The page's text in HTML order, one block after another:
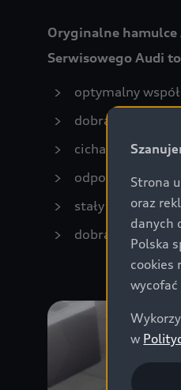
Oryginalne hamulce
Serwisowego Audi
optymalny
dobra
cicha, płynna i
odporność na
stały efekt
dobra zdolność
Strona
oraz
danych
Polska
cookies
w